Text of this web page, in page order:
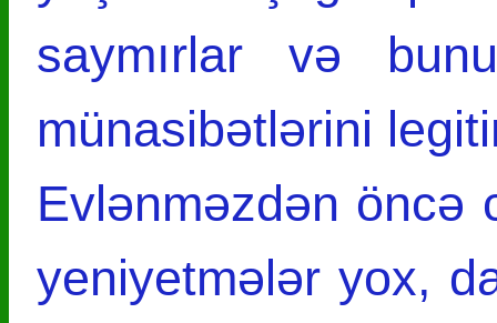
saymırlar və
münasibətlərini
Evlənməzdən öncə
yeniyetmələr yox,